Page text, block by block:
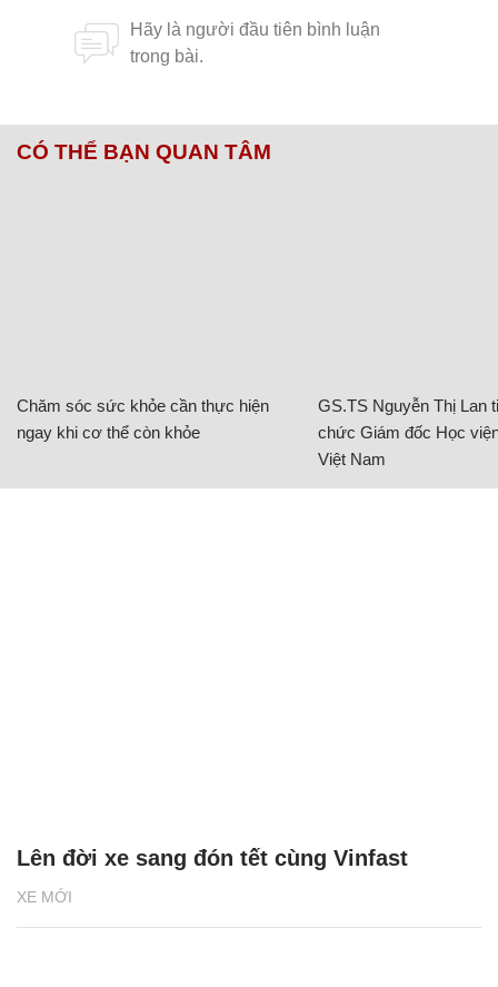
CÓ THỂ BẠN QUAN TÂM
Chăm sóc sức khỏe cần thực hiện
ngay khi cơ thể còn khỏe
GS.TS Nguyễn Thị Lan
chức Giám đốc Học
Việt Nam
XE MỚI
Lên đời xe sang đón tết cùng Vinfast